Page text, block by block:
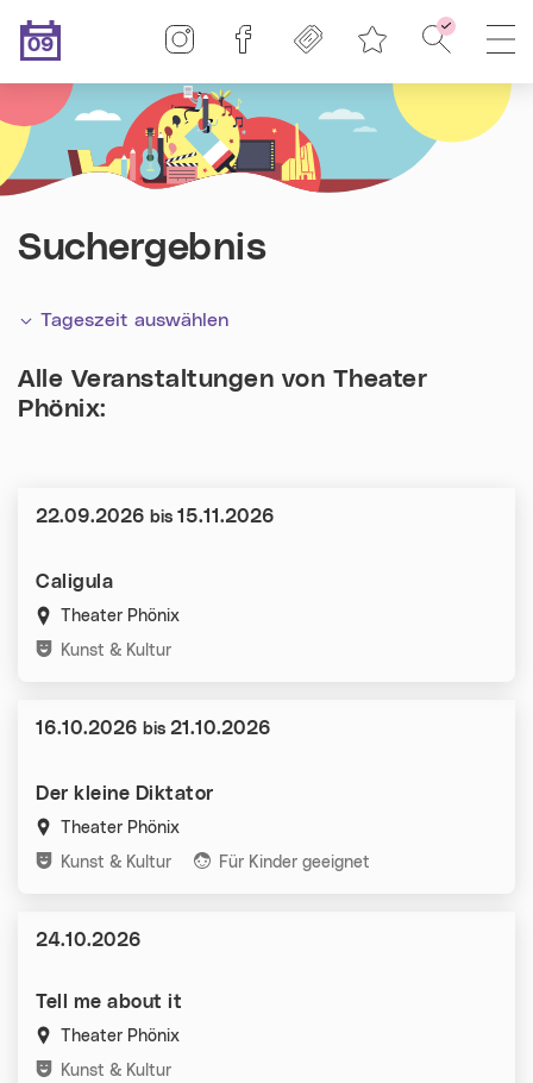
Heute ist der
09
Suche -
Freikarten
Linz-Termine auf Facebook
Linz-Termine auf Instagram
Suchergebnis
Tageszeit auswählen
Alle Veranstaltungen von Theater
Phönix:
Caligula
Theater Phönix
Kategorien:
Kunst & Kultur
Datum:
22.09.2026 bis 15.11.2026
Der kleine Diktator
Theater Phönix
Kategorien:
Kunst & Kultur Für Kinder geeignet
Datum:
16.10.2026 bis 21.10.2026
Tell me about it
Theater Phönix
Kategorien:
Kunst & Kultur
Datum:
24.10.2026